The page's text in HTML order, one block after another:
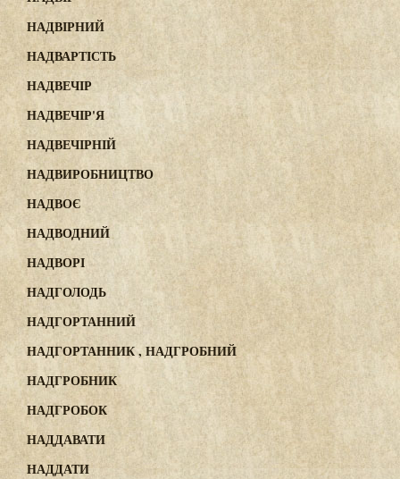
НАДВІРНИЙ
НАДВАРТІСТЬ
НАДВЕЧІР
НАДВЕЧІР'Я
НАДВЕЧІРНІЙ
НАДВИРОБНИЦТВО
НАДВОЄ
НАДВОДНИЙ
НАДВОРІ
НАДГОЛОДЬ
НАДГОРТАННИЙ
НАДГОРТАННИК , НАДГРОБНИЙ
НАДГРОБНИК
НАДГРОБОК
НАДДАВАТИ
НАДДАТИ